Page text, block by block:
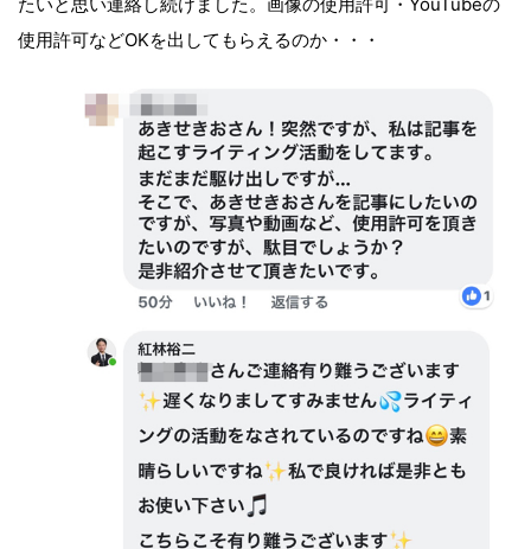
使用許可などOKを出してもらえるのか・・・